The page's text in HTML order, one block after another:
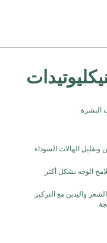
الهالات السوداء
الوجه بشكل أكثر
واليدين مع التركيز